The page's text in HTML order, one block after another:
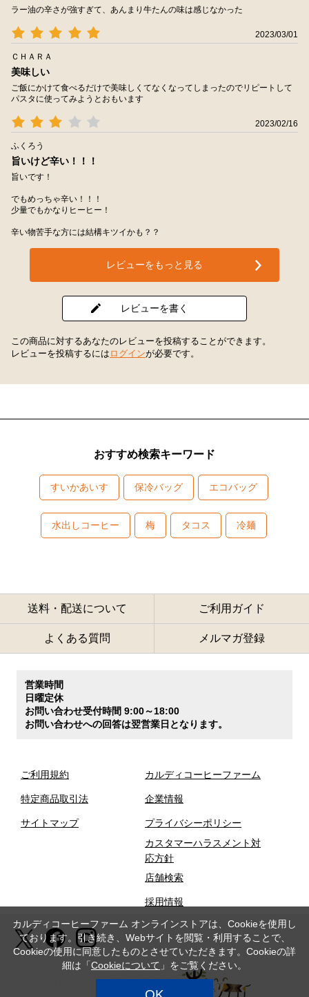
ラー油の辛さが強すぎて、あんまり牛たんの味は感じなかった
2023/03/01
ＣＨＡＲＡ
美味しい
ご飯にかけて食べるだけで美味しくてなくなってしまったのでリピートして
パスタに使ってみようとおもいます
2023/02/16
ふくろう
旨いけど辛い！！！
旨いです！
でもめっちゃ辛い！！！
少量でもかなりヒーヒー！
辛い物苦手な方には結構キツイかも？？
レビューをもっと見る
レビューを書く
この商品に対するあなたのレビューを投稿することができます。
レビューを投稿するには ログインが必要です。
おすすめ検索キーワード
すいかあいす 保冷バッグ エコバッグ
水出しコーヒー 梅 タコス 冷麺
送料・配送について ご利用ガイド
よくある質問 メルマガ登録
営業時間
日曜定休
お問い合わせ受付時間 9:00～18:00
お問い合わせへの回答は翌営業日となります。
ご利用規約
特定商品取引法
サイトマップ
カルディコーヒーファーム
企業情報
プライバシーポリシー
カスタマーハラスメント対
応方針
店舗検索
採用情報
カルディコーヒーファーム オンラインストアは、Cookieを使用し
ております。引き続き、Webサイトを閲覧・利用することで、
Cookieの使用に同意したものとさせていただきます。Cookieの詳
細は「Cookieについて 」をご覧ください。